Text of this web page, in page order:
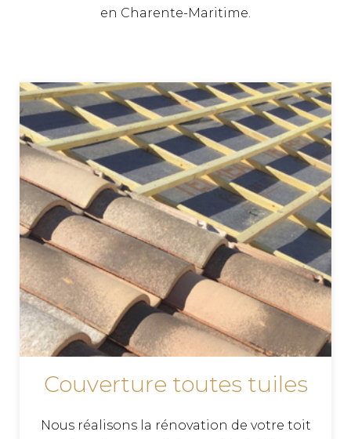
en Charente-Maritime.
Couverture toutes tuiles
Nous réalisons la rénovation de votre toit